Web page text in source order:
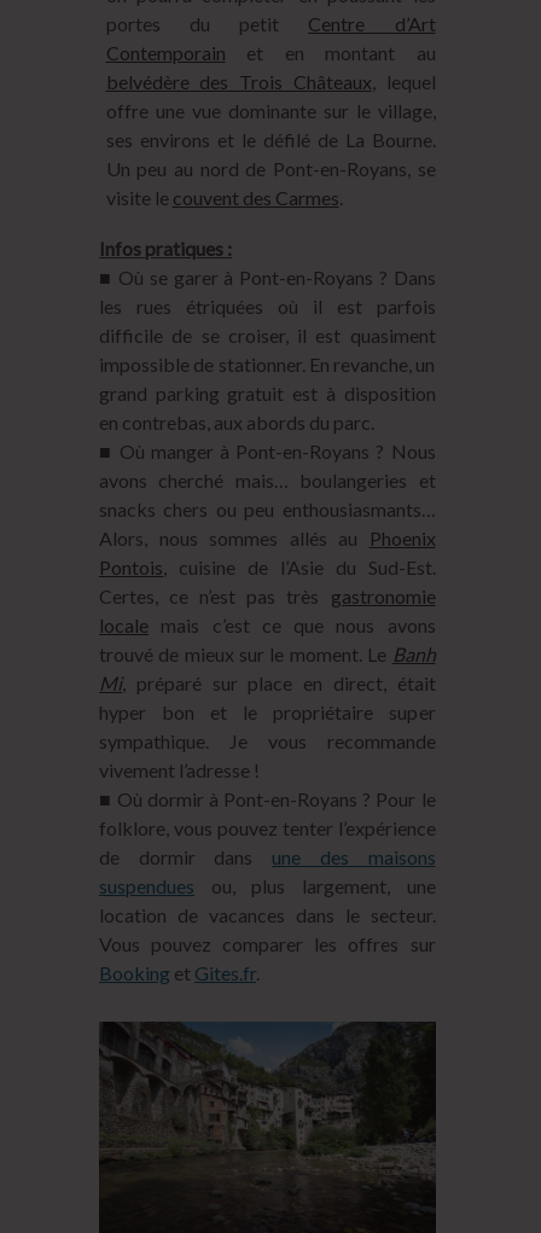
portes du petit Centre d’Art
Contemporain et en montant au
belvédère des Trois Châteaux , lequel
offre une vue dominante sur le village,
ses environs et le défilé de La Bourne.
Un peu au nord de Pont-en-Royans, se
visite le couvent des Carmes.
Infos pratiques :
■ Où se garer à Pont-en-Royans ? Dans
les rues étriquées où il est parfois
difficile de se croiser, il est quasiment
impossible de stationner. En revanche, un
grand parking gratuit est à disposition
en contrebas, aux abords du parc.
■ Où manger à Pont-en-Royans ? Nous
avons cherché mais… boulangeries et
snacks chers ou peu enthousiasmants…
Alors, nous sommes allés au
Phoenix
Pontois , cuisine de l’Asie du Sud-Est.
Certes, ce n’est pas très gastronomie
locale mais c’est ce que nous avons
trouvé de mieux sur le moment. Le Banh
Mi, préparé sur place en direct, était
hyper bon et le propriétaire super
sympathique. Je vous recommande
vivement l’adresse !
■ Où dormir à Pont-en-Royans ? Pour le
folklore, vous pouvez tenter l’expérience
de dormir dans une des maisons
suspendues ou, plus largement, une
location de vacances dans le secteur.
Vous pouvez comparer les offres sur
Booking et Gites.fr.